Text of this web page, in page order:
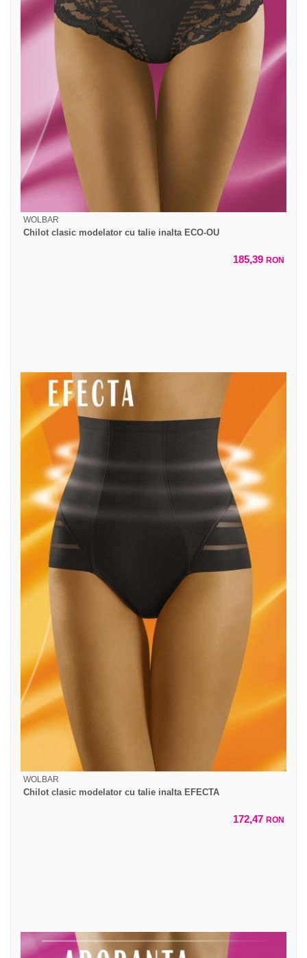
WOLBAR
Chilot clasic modelator cu talie inalta ECO-OU
185,39 RON
WOLBAR
Chilot clasic modelator cu talie inalta EFECTA
172,47 RON